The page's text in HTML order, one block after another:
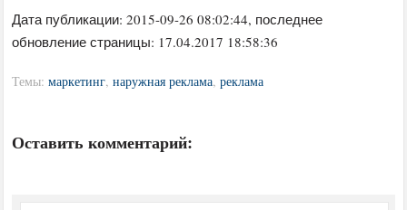
Дата публикации:2015-09-26 08:02:44, последнее
обновление страницы: 17.04.2017 18:58:36
Темы:маркетинг,наружная реклама,реклама
Оставить комментарий: